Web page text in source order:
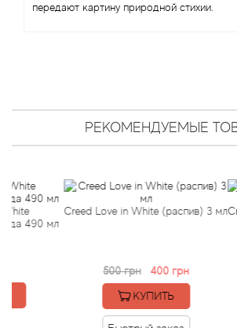
передают картину природной стихии.
РЕКОМЕНДУЕМЫЕ
мл
Creed Love in White (распив) 3 мл
500 грн
400 грн
КУПИТЬ
Creed
Aquolina
Ariana Grande
Armaf